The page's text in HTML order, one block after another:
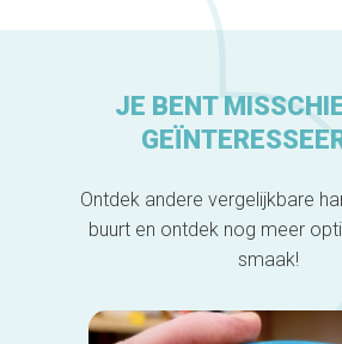
JE BENT
Ontdek andere vergelijkbare
buurt en ontdek nog meer
smaak!